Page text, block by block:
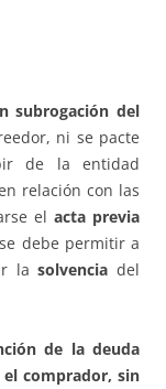
subrogación del
ni se pacte
de la entidad
relación con las
el acta previa
debe permitir a
lasolvencia del
de la deuda
comprador, sin